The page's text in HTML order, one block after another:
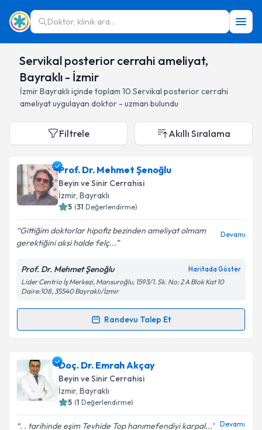
Doktor, klinik ara...
Servikal posterior cerrahi ameliyat,
Bayraklı - İzmir
İzmirBayraklı içinde toplam 10 Servikal posterior cerrahi
ameliyatuygulayan doktor - uzman bulundu
Filtrele Akıllı Sıralama
Prof. Dr. Mehmet Şenoğlu
Beyin ve Sinir Cerrahisi
İzmir, Bayraklı
5 (31 Değerlendirme)
Gittiğim doktorlar hipofiz bezinden ameliyat olmam
gerektiğini aksi halde felç...
Devamı
Prof. Dr. Mehmet Şenoğlu Haritada Göster
Lider Centrio İş Merkezi, Mansuroğlu, 1593/1. Sk. No: 2 A Blok Kat 10
Daire:108, 35540 Bayraklı/İzmir
Randevu Talep Et
Randevu Takvimi Talebi
Prof. Dr. Mehmet Şenoğluiçin randevu takvimi
talebi oluşturun. Size bu uzmandan randevu almanız
için bir takvim hazırlandığında e-posta ile
bilgilendireceğiz.
E-posta Adresiniz
Doç. Dr. Emrah Akçay
Beyin ve Sinir Cerrahisi
İzmir, Bayraklı
5 (1 Değerlendirme)
. . tarihinde eşim Tevhide Top hanımefendiyi karpal... Devamı